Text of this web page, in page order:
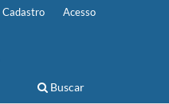
Buscar
Cadastro Acesso